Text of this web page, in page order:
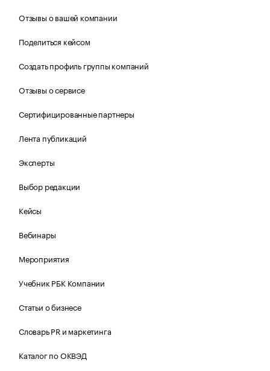
Отзывы о вашей компании
Поделиться кейсом
Создать профиль группы компаний
Отзывы о сервисе
Сертифицированные партнеры
Лента публикаций
Эксперты
Выбор редакции
Кейсы
Вебинары
Мероприятия
Учебник РБК Компании
Статьи о бизнесе
Словарь PR и маркетинга
Каталог по ОКВЭД